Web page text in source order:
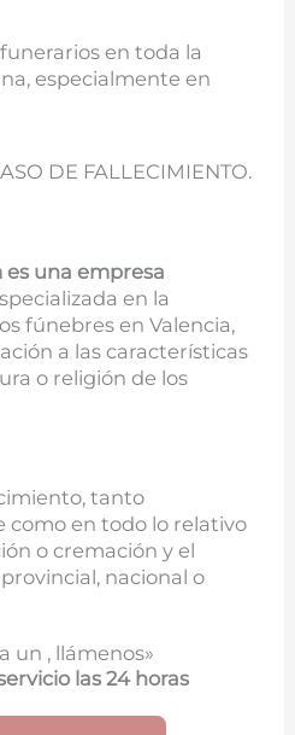
en toda la
especialmente en
DE FALLECIMIENTO.
una empresa
en la
fúnebres en Valencia,
a las características
o religión de los
tanto
en todo lo relativo
o cremación y el
nacional o
un , llámenos»
las 24 horas